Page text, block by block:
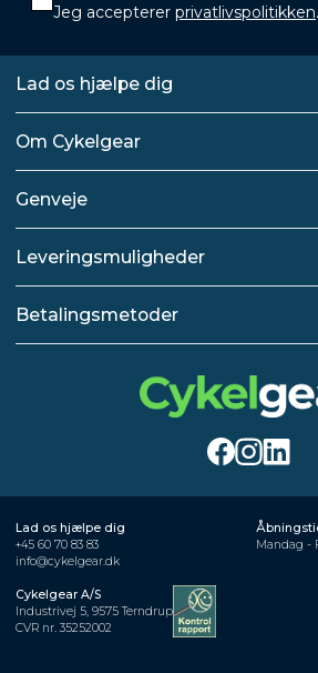
Jeg accepterer privatlivspolitikken.
Lad os hjælpe dig
Om Cykelgear
Genveje
Leveringsmuligheder
Betalingsmetoder
Lad os hjælpe dig
+45 60 70 83 83
info@cykelgear.dk
Mandag -
Cykelgear A/S
Industrivej 5, 9575 Terndrup
CVR nr. 35252002